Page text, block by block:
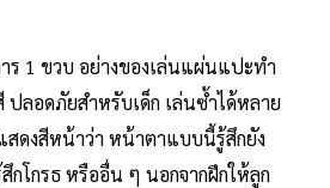
ร 1 ขวบ อย่างของเล่นแผ่นแปะทำ
ปลอดภัยสำหรับเด็ก เล่นซ้ำได้หลาย
สดงสีหน้าว่า หน้าตาแบบนี้รู้สึกยัง
กโกรธ หรืออื่น ๆ นอกจากฝึกให้ลูก